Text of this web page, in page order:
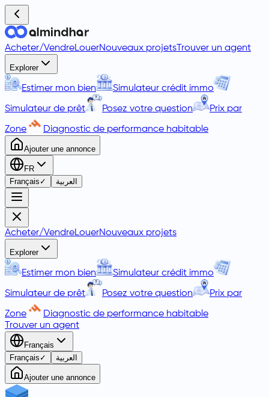
Acheter/VendreLouerNouveaux projets Trouver un agent
Explorer
Estimer mon bien Simulateur crédit immo
Simulateur de prêt Posez votre question Prix par
Zone Diagnostic de performance habitable
Ajouter une annonce
FR
Français ✓ العربية
Acheter/VendreLouerNouveaux projets
Explorer
Estimer mon bien Simulateur crédit immo
Simulateur de prêt Posez votre question Prix par
Zone
Diagnostic de performance habitable
Trouver un agent
Français
Français ✓ العربية
Ajouter une annonce